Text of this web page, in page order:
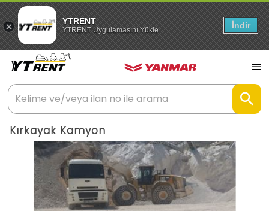
YTRENT
YTRENT Uygulamasını Yükle İndir
Kırkayak Kamyon